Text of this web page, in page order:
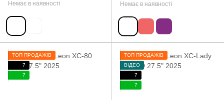
Немає в наявності Немає в наявності
ТОП ПРОДАЖІВ
7
7
ТОП ПРОДАЖІВ
ВІДЕО
7
7